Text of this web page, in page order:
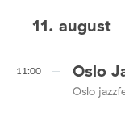
11. august
11:00 Oslo
Oslo